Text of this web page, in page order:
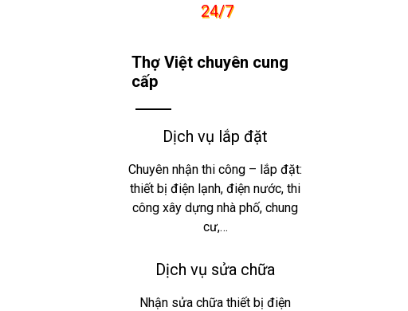
24/7
Thợ Việt chuyên cung
cấp
Dịch vụ lắp đặt
Chuyên nhận thi công – lắp đặt:
thiết bị điện lạnh, điện nước, thi
công xây dựng nhà phố, chung
cư,…
Dịch vụ sửa chữa
Nhận sửa chữa thiết bị điện